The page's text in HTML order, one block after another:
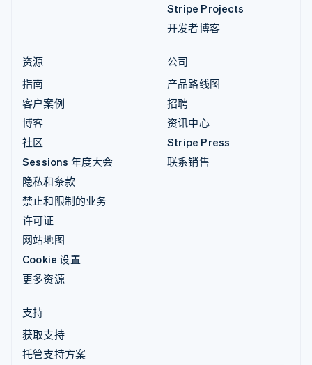
Stripe Projects
开发者博客
资源
指南
客户案例
博客
社区
Sessions 年度大会
隐私和条款
禁止和限制的业务
许可证
网站地图
Cookie 设置
更多资源
公司
产品路线图
招聘
资讯中心
Stripe Press
联系销售
支持
获取支持
托管支持方案